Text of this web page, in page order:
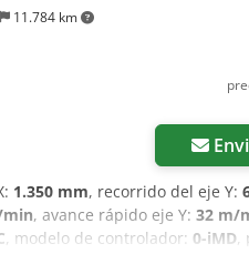
11.784 km
1.350 mm, recorrido del eje Y:
, avance rápido eje Y: 32 m/
, modelo de controlador: 0-iMD,